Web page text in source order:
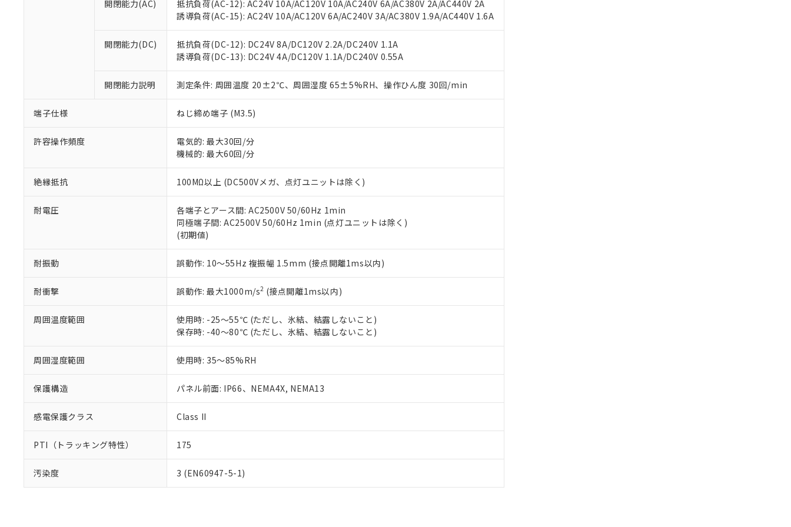
開閉能力(AC)
抵抗負荷(AC-12): AC24V 10A/AC120V 10A/AC240V 6A/AC380V 2A/AC440V 2A
誘導負荷(AC-15): AC24V 10A/AC120V 6A/AC240V 3A/AC380V 1.9A/AC440V 1.6A
開閉能力(DC)
抵抗負荷(DC-12): DC24V 8A/DC120V 2.2A/DC240V 1.1A
誘導負荷(DC-13): DC24V 4A/DC120V 1.1A/DC240V 0.55A
開閉能力説明 測定条件: 周囲温度 20±2℃、周囲湿度 65±5%RH、操作ひん度 30回/min
端子仕様 ねじ締め端子 (M3.5)
許容操作頻度
電気的: 最大30回/分
機械的: 最大60回/分
絶縁抵抗 100MΩ以上 (DC500Vメガ、点灯ユニットは除く)
耐電圧
各端子とアース間: AC2500V 50/60Hz 1min
同極端子間: AC2500V 50/60Hz 1min (点灯ユニットは除く)
(初期値)
耐振動 誤動作: 10～55Hz 複振幅 1.5mm (接点開離1ms以内)
耐衝撃 誤動作: 最大1000m/s2 (接点開離1ms以内)
周囲温度範囲
使用時: -25～55℃ (ただし、氷結、結露しないこと)
保存時: -40～80℃ (ただし、氷結、結露しないこと)
周囲湿度範囲 使用時: 35～85%RH
保護構造 パネル前面: IP66、NEMA4X, NEMA13
感電保護クラス Class II
PTI（トラッキング特性） 175
汚染度 3 (EN60947-5-1)
お客様が当ウェブサイト上で当社にご登録された部品リストについて、当社および当社の共同利用者
が、当社の製品・サービスに関するお客様との取引・商談に必要な範囲で利用することをご了承くだ
さい。
※当社の共同利用者とは、"個人情報の共同利用に関して"
いる法人を指します。
※3 非含有証明書ダウンロード
下記の非含有証明書をダウンロードすることができます。
EU RoHS指令（10物質）の非含有証明書
51物質の非含有証明書（当社基準）
※本証明書は発行日時点で非含有を証明するもので、過去に遡って非含有を証明するものではありません。
また、RoHS指令のフタル酸エステル類４物質の対応では、対応完了までの期間は出荷製品に未対応品が
既に当社にて対応品への在庫切替を完了していることから、特段のことがない限り、2022年1月12日よ
り割愛しております。
「－」：未確認です。当社販売部門へお問い合わせください。
合意する キャンセル
白